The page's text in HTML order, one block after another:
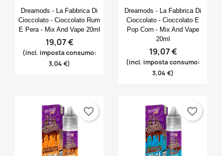
Anteprima
Dreamods - La Fabbrica Di
Cioccolato - Cioccolato Rum
E Pera - Mix And Vape 20ml
19,07 €
(incl. imposta consumo:
3,04 €)
Anteprima
Dreamods - La Fabbrica Di
Cioccolato - Cioccolato E
Pop Corn - Mix And Vape
20ml
19,07 €
(incl. imposta consumo:
3,04 €)
favorite_border favorite_border